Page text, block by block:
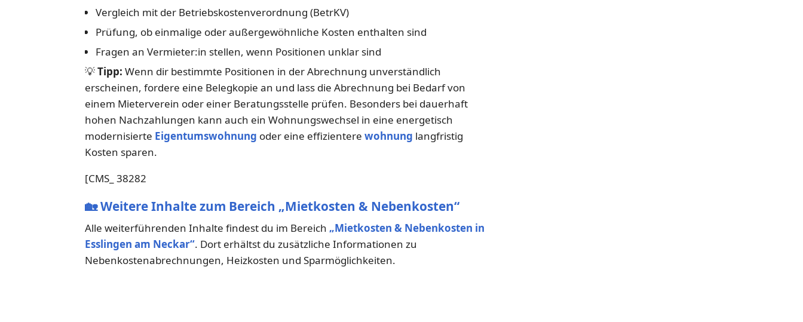
Vergleich mit der Betriebskostenverordnung (BetrKV)
Prüfung, ob einmalige oder außergewöhnliche Kosten enthalten sind
Fragen an Vermieter:in stellen, wenn Positionen unklar sind
💡Tipp: Wenn dir bestimmte Positionen in der Abrechnung unverständlich
erscheinen, fordere eine Belegkopie an und lass die Abrechnung bei Bedarf von
einem Mieterverein oder einer Beratungsstelle prüfen. Besonders bei dauerhaft
hohen Nachzahlungen kann auch ein Wohnungswechsel in eine energetisch
modernisierte Eigentumswohnung oder eine effizientere wohnung langfristig
Kosten sparen.
[CMS_ 38282
🏡Weitere Inhalte zum Bereich „Mietkosten & Nebenkosten“
Alle weiterführenden Inhalte findest du im Bereich „Mietkosten & Nebenkosten in
Esslingen am Neckar“. Dort erhältst du zusätzliche Informationen zu
Nebenkostenabrechnungen, Heizkosten und Sparmöglichkeiten.